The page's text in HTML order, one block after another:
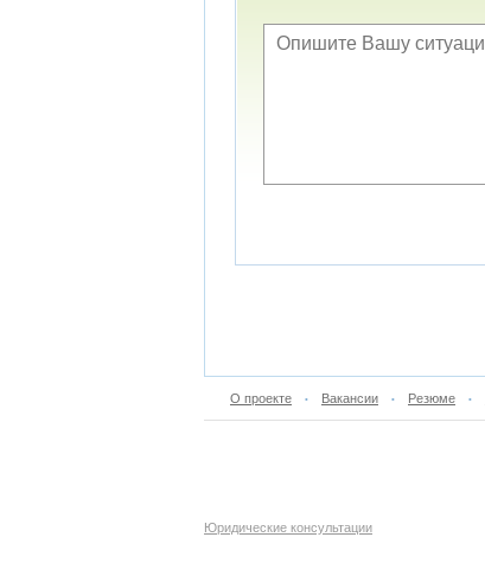
О проекте • Вакансии • Резюме •
Юридические консультации